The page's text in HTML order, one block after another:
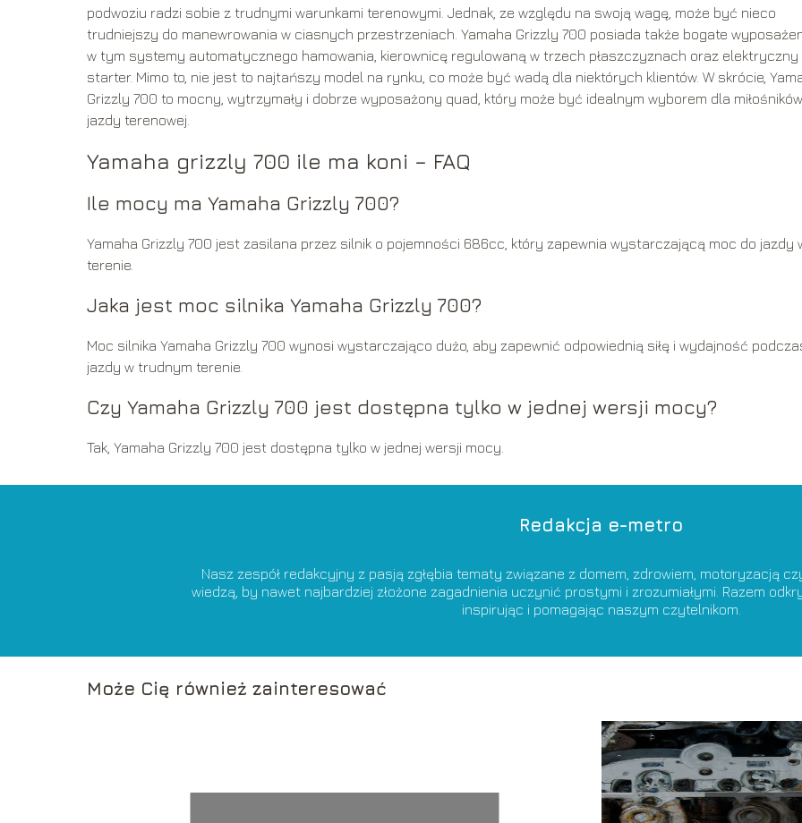
podwoziu radzi sobie z trudnymi warunkami terenowymi. Jednak, ze względu na swoją wagę, może być nieco
trudniejszy do manewrowania w ciasnych przestrzeniach. Yamaha Grizzly 700 posiada także bogate
w tym systemy automatycznego hamowania, kierownicę regulowaną w trzech płaszczyznach oraz elektryczny
starter. Mimo to, nie jest to najtańszy model na rynku, co może być wadą dla niektórych klientów. W skrócie,
Grizzly 700 to mocny, wytrzymały i dobrze wyposażony quad, który może być idealnym wyborem dla miłośników
jazdy terenowej.
Yamaha grizzly 700 ile ma koni – FAQ
Ile mocy ma Yamaha Grizzly 700?
Yamaha Grizzly 700 jest zasilana przez silnik o pojemności 686cc, który zapewnia wystarczającą moc do jazdy
terenie.
Jaka jest moc silnika Yamaha Grizzly 700?
Moc silnika Yamaha Grizzly 700 wynosi wystarczająco dużo, aby zapewnić odpowiednią siłę i wydajność
jazdy w trudnym terenie.
Czy Yamaha Grizzly 700 jest dostępna tylko w jednej wersji mocy?
Tak, Yamaha Grizzly 700 jest dostępna tylko w jednej wersji mocy.
Redakcja e-metro
Nasz zespół redakcyjny z pasją zgłębia tematy związane z domem, zdrowiem, motoryzacją
wiedzą, by nawet najbardziej złożone zagadnienia uczynić prostymi i zrozumiałymi. Razem
inspirując i pomagając naszym czytelnikom.
Może Cię również zainteresować